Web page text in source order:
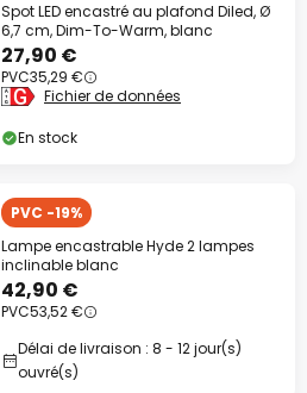
Spot LED encastré au plafond Diled, Ø
6,7 cm, Dim-To-Warm, blanc
27,90 €
PVC35,29 €
Fichier de données
En stock
PVC -19%
Lampe encastrable Hyde 2 lampes
inclinable blanc
42,90 €
PVC53,52 €
Délai de livraison : 8 - 12 jour(s)
ouvré(s)